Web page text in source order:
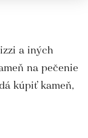
a iných
na pečenie
kúpiť kameň,